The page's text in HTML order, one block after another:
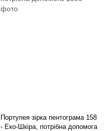
Портупея зірка пентограма 158
- Еко-Шкіра, потрібна допомога